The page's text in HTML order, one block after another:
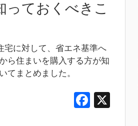
っておくべきこ
宅に対して、省エネ基準へ
ら住まいを購入する方が知
てまとめました。
F